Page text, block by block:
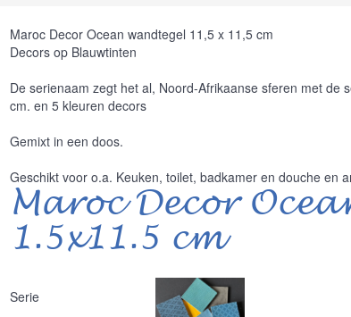
Maroc Decor Ocean wandtegel 11,5 x 11,5 cm
Decors op Blauwtinten
De serienaam zegt het al, Noord-Afrikaanse sferen met de
cm. en 5 kleuren decors
Gemixt in een doos.
Geschikt voor o.a. Keuken, toilet, badkamer en douche en
Maroc Decor
1.5x11.5 cm
Serie